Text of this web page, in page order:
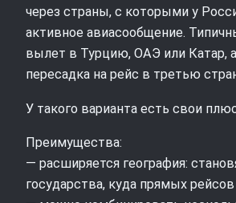
через страны, с которыми у
активное авиасообщение.
вылет в Турцию, ОАЭ или Катар,
пересадка на рейс в третью
У такого варианта есть свои
Преимущества:
— расширяется география:
государства, куда прямых